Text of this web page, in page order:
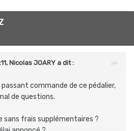
Nicolas JOARY a dit :
commande de ce pédalier,
de questions.
sans frais supplémentaires ?